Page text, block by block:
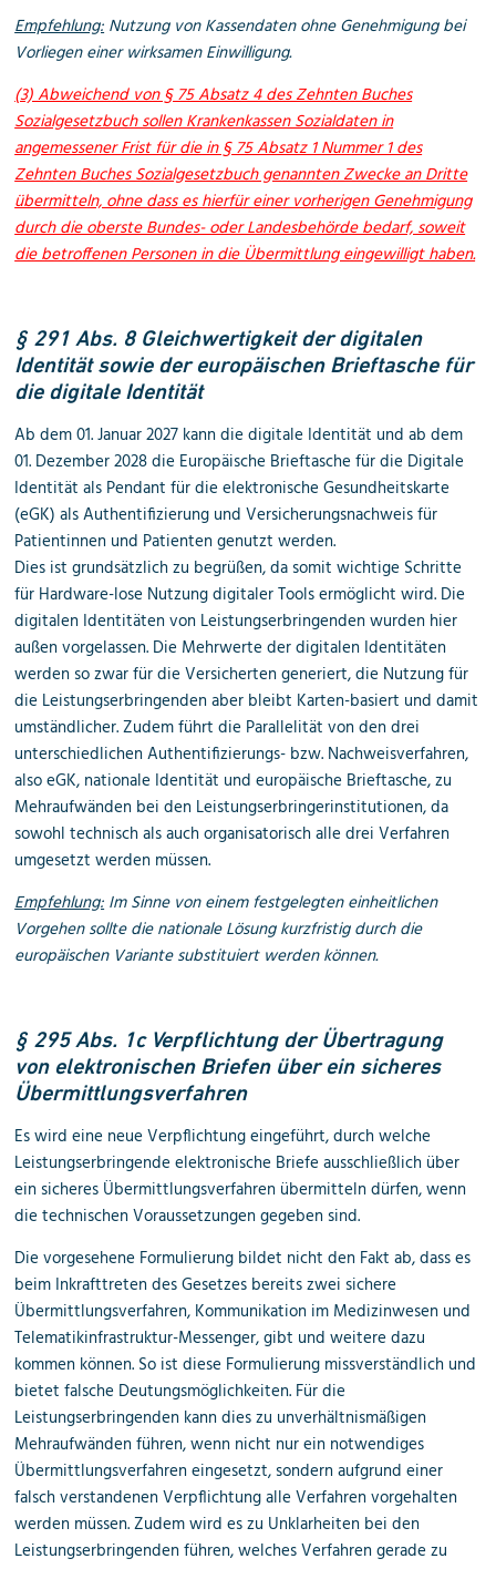
Empfehlung:Nutzung von Kassendaten ohne Genehmigung bei
Vorliegen einer wirksamen Einwilligung.
(3) Abweichend von § 75 Absatz 4 des Zehnten Buches
Sozialgesetzbuch sollen Krankenkassen Sozialdaten in
angemessener Frist für die in § 75 Absatz 1 Nummer 1 des
Zehnten Buches Sozialgesetzbuch genannten Zwecke an Dritte
übermitteln, ohne dass es hierfür einer vorherigen Genehmigung
durch die oberste Bundes- oder Landesbehörde bedarf, soweit
die betroffenen Personen in die Übermittlung eingewilligt haben.
§ 291 Abs. 8 Gleichwertigkeit der digitalen
Identität sowie der europäischen Brieftasche für
die digitale Identität
Ab dem 01. Januar 2027 kann die digitale Identität und ab dem
01. Dezember 2028 die Europäische Brieftasche für die Digitale
Identität als Pendant für die elektronische Gesundheitskarte
(eGK) als Authentifizierung und Versicherungsnachweis für
Patientinnen und Patienten genutzt werden.
Dies ist grundsätzlich zu begrüßen, da somit wichtige Schritte
für Hardware-lose Nutzung digitaler Tools ermöglicht wird. Die
digitalen Identitäten von Leistungserbringenden wurden hier
außen vorgelassen. Die Mehrwerte der digitalen Identitäten
werden so zwar für die Versicherten generiert, die Nutzung für
die Leistungserbringenden aber bleibt Karten-basiert und damit
umständlicher. Zudem führt die Parallelität von den drei
unterschiedlichen Authentifizierungs- bzw. Nachweisverfahren,
also eGK, nationale Identität und europäische Brieftasche, zu
Mehraufwänden bei den Leistungserbringerinstitutionen, da
sowohl technisch als auch organisatorisch alle drei Verfahren
umgesetzt werden müssen.
Empfehlung:Im Sinne von einem festgelegten einheitlichen
Vorgehen sollte die nationale Lösung kurzfristig durch die
europäischen Variante substituiert werden können.
§ 295 Abs. 1c Verpflichtung der Übertragung
von elektronischen Briefen über ein sicheres
Übermittlungsverfahren
Es wird eine neue Verpflichtung eingeführt, durch welche
Leistungserbringende elektronische Briefe ausschließlich über
ein sicheres Übermittlungsverfahren übermitteln dürfen, wenn
die technischen Voraussetzungen gegeben sind.
Die vorgesehene Formulierung bildet nicht den Fakt ab, dass es
beim Inkrafttreten des Gesetzes bereits zwei sichere
Übermittlungsverfahren, Kommunikation im Medizinwesen und
Telematikinfrastruktur-Messenger, gibt und weitere dazu
kommen können. So ist diese Formulierung missverständlich und
bietet falsche Deutungsmöglichkeiten. Für die
Leistungserbringenden kann dies zu unverhältnismäßigen
Mehraufwänden führen, wenn nicht nur ein notwendiges
Übermittlungsverfahren eingesetzt, sondern aufgrund einer
falsch verstandenen Verpflichtung alle Verfahren vorgehalten
werden müssen. Zudem wird es zu Unklarheiten bei den
Leistungserbringenden führen, welches Verfahren gerade zu